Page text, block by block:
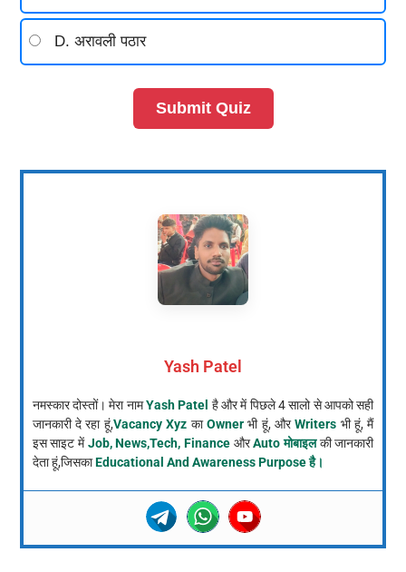
D. अरावली पठार
Submit Quiz
Yash Patel
नमस्कार दोस्तों। मेरा नामYash Patel है और में पिछले 4 सालो से आपको सही
जानकारी दे रहा हूं,Vacancy Xyz काOwnerभी हूं, औरWriters भी हूं, मैं
इस साइट मेंJob, News,Tech, Finance औरAuto मोबाइलकी जानकारी
देता हूं,जिसकाEducational And Awareness Purpose है।